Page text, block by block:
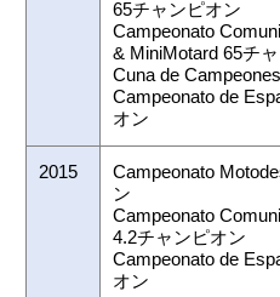
65チャンピオン
Campeonato
& MiniMotard 65チ
Cuna de
Campeonato de
オン
2015
Campeonato
ン
Campeonato
4.2チャンピオン
Campeonato de
オン